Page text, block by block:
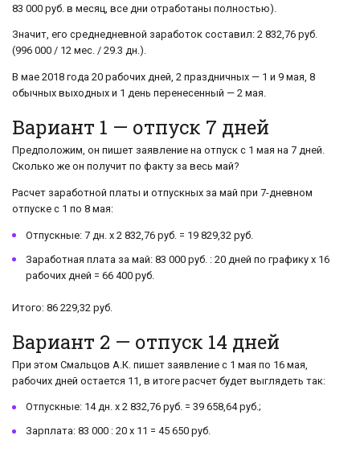
83 000 руб. в месяц, все дни отработаны полностью).
Значит, его среднедневной заработок составил: 2 832,76 руб.
(996 000 / 12 мес. / 29.3 дн.).
В мае 2018 года 20 рабочих дней, 2 праздничных — 1 и 9 мая, 8
обычных выходных и 1 день перенесенный — 2 мая.
Вариант 1 — отпуск 7 дней
Предположим, он пишет заявление на отпуск с 1 мая на 7 дней.
Сколько же он получит по факту за весь май?
Расчет заработной платы и отпускных за май при 7-дневном
отпуске с 1 по 8 мая:
Отпускные: 7 дн. х 2 832,76 руб. = 19 829,32 руб.
Заработная плата за май: 83 000 руб. : 20 дней по графику х 16
рабочих дней = 66 400 руб.
Итого: 86 229,32 руб.
Вариант 2 — отпуск 14 дней
При этом Смальцов А.К. пишет заявление с 1 мая по 16 мая,
рабочих дней остается 11, в итоге расчет будет выглядеть так:
Отпускные: 14 дн. х 2 832,76 руб. = 39 658,64 руб.;
Зарплата: 83 000 : 20 х 11 = 45 650 руб.